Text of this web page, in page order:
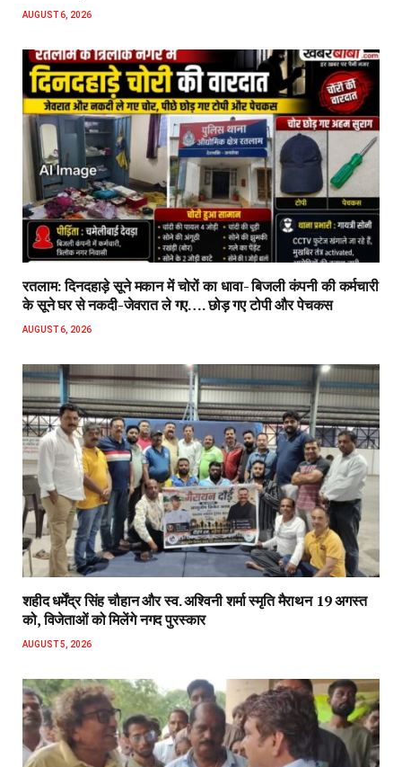
AUGUST 6, 2026
रतलाम: दिनदहाड़े सूने मकान में चोरों का धावा- बिजली कंपनी की कर्मचारी
के सूने घर से नकदी-जेवरात ले गए…. छोड़ गए टोपी और पेचकस
AUGUST 6, 2026
शहीद धर्मेंद्र सिंह चौहान और स्व. अश्विनी शर्मा स्मृति मैराथन 19 अगस्त
को, विजेताओं को मिलेंगे नगद पुरस्कार
AUGUST 5, 2026